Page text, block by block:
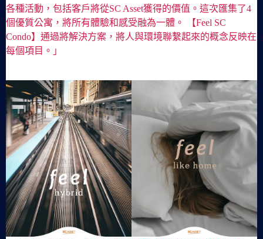
各種活動，包括客戶將從SC Asset獲得的價值。這次匯集了4
個優質公寓，將所有體驗和感受融為一體。 【Feel SC
Condo】通過將解決方案，將人與環境聯繫起來的概念反映在
每個項目。」